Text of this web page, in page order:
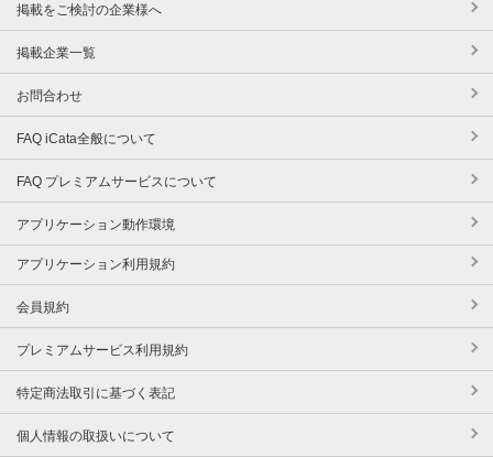
掲載をご検討の企業様へ
掲載企業一覧
お問合わせ
FAQ iCata全般について
FAQ プレミアムサービスについて
アプリケーション動作環境
アプリケーション利用規約
会員規約
プレミアムサービス利用規約
特定商法取引に基づく表記
個人情報の取扱いについて